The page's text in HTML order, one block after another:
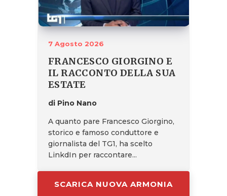
7 Agosto 2026
FRANCESCO GIORGINO E
IL RACCONTO DELLA SUA
ESTATE
di Pino Nano
A quanto pare Francesco Giorgino,
storico e famoso conduttore e
giornalista del TG1, ha scelto
LinkdIn per raccontare...
SCARICA NUOVA ARMONIA